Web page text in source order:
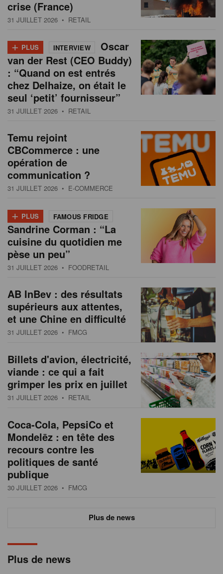
Plus de news
crise (France)
31 JUILLET 2026 • RETAIL
+ PLUS INTERVIEW
Oscar
van der Rest (CEO Buddy)
: “Quand on est entrés
chez Delhaize, on était le
seul ‘petit’ fournisseur”
31 JUILLET 2026 • RETAIL
Temu rejoint
CBCommerce : une
opération de
communication ?
31 JUILLET 2026 • E-COMMERCE
+ PLUS FAMOUS FRIDGE
Sandrine Corman : “La
cuisine du quotidien me
pèse un peu”
31 JUILLET 2026 • FOODRETAIL
AB InBev : des résultats
supérieurs aux attentes,
et une Chine en difficulté
31 JUILLET 2026 • FMCG
Billets d'avion, électricité,
viande : ce qui a fait
grimper les prix en juillet
31 JUILLET 2026 • RETAIL
Coca-Cola, PepsiCo et
Mondelēz : en tête des
recours contre les
politiques de santé
publique
30 JUILLET 2026 • FMCG
Plus de news